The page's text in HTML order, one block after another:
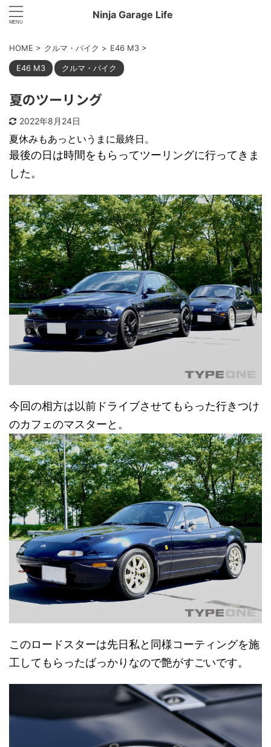
Ninja Garage Life
HOME > クルマ・バイク > E46 M3 >
E46 M3 クルマ・バイク
夏のツーリング
2022年8月24日
夏休みもあっというまに最終日。
最後の日は時間をもらってツーリングに行ってきま
した。
今回の相方は以前ドライブさせてもらった行きつけ
のカフェのマスターと。
このロードスターは先日私と同様コーティングを施
工してもらったばっかりなので艶がすごいです。